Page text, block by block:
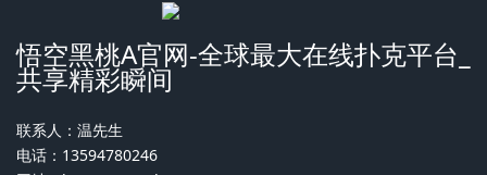
悟空黑桃A官网-全球最大在线扑克平台_
共享精彩瞬间
联系人：温先生
电话：13594780246